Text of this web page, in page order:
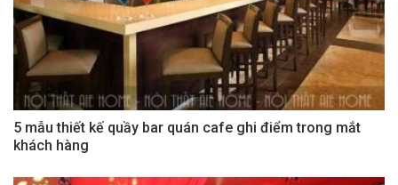
5 mẫu thiết kế quầy bar quán cafe ghi điểm trong mắt
khách hàng